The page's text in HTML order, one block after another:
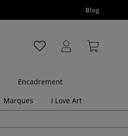
Blog
Encadrement
Marques I Love Art